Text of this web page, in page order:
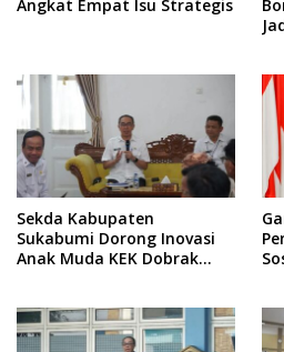
Angkat Empat Isu Strategis
Sekda Kabupaten
Sukabumi Dorong Inovasi
Anak Muda KEK Dobrak